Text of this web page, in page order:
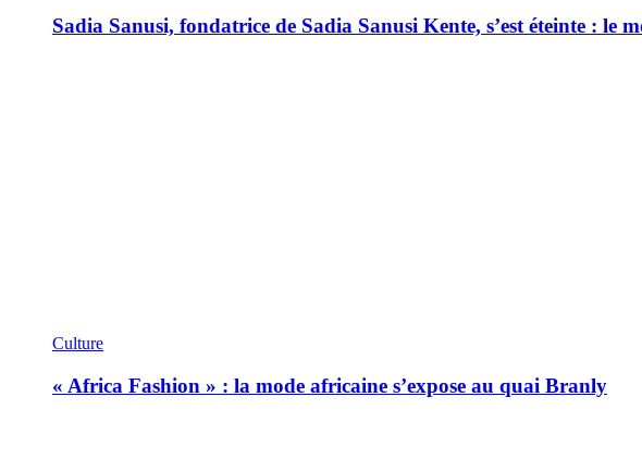
Sadia Sanusi, fondatrice de Sadia Sanusi Kente, s’est éteinte : le
Culture
« Africa Fashion » : la mode africaine s’expose au quai Branly